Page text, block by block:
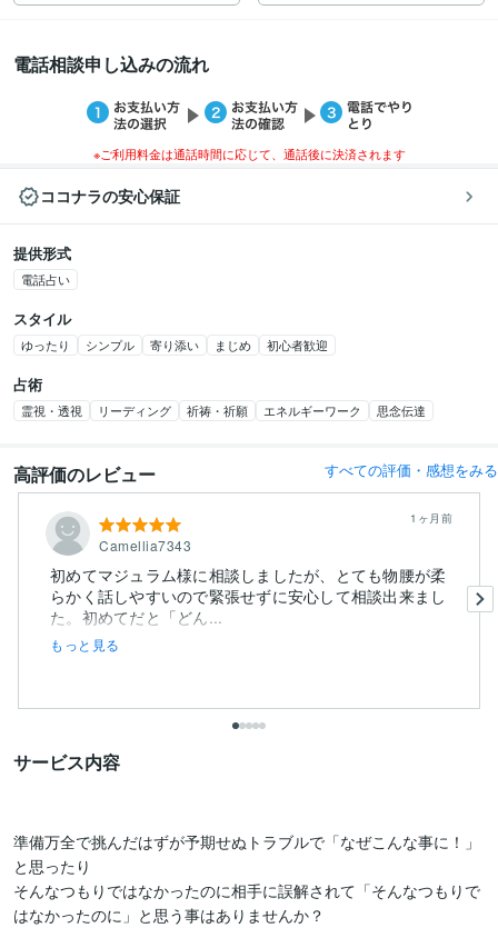
電話相談申し込みの流れ
※ご利用料金は通話時間に応じて、通話後に決済されます
ココナラの安心保証
提供形式
電話占い
スタイル
ゆったり シンプル 寄り添い まじめ 初心者歓迎
占術
霊視・透視 リーディング 祈祷・祈願 エネルギーワーク 思念伝達
高評価のレビュー すべての評価・感想をみる
Camellia7343
1ヶ月前
初めてマジュラム様に相談しましたが、とても物腰が柔
らかく話しやすいので緊張せずに安心して相談出来まし
た。初めてだと「どん...
もっと見る
サービス内容
準備万全で挑んだはずが予期せぬトラブルで「なぜこんな事に！」
と思ったり
そんなつもりではなかったのに相手に誤解されて「そんなつもりで
はなかったのに」と思う事はありませんか？